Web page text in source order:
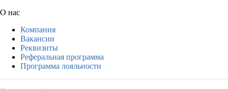
О нас
Компания
Вакансии
Реквизиты
Реферальная программа
Программа лояльности